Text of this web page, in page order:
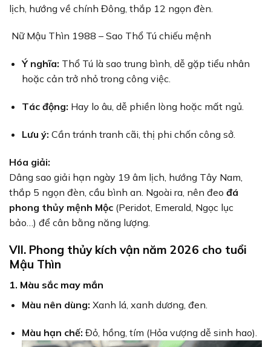
lịch, hướng về chính Đông, thắp 12 ngọn đèn.
Nữ Mậu Thìn 1988 – Sao Thổ Tú chiếu mệnh
Ý nghĩa: Thổ Tú là sao trung bình, dễ gặp tiểu nhân
hoặc cản trở nhỏ trong công việc.
Tác động: Hay lo âu, dễ phiền lòng hoặc mất ngủ.
Lưu ý: Cần tránh tranh cãi, thị phi chốn công sở.
Hóa giải:
Dâng sao giải hạn ngày 19 âm lịch, hướng Tây Nam,
thắp 5 ngọn đèn, cầu bình an. Ngoài ra, nên đeo đá
phong thủy mệnh Mộc (Peridot, Emerald, Ngọc lục
bảo…) để cân bằng năng lượng.
VII. Phong thủy kích vận năm 2026 cho tuổi
Mậu Thìn
1. Màu sắc may mắn
Màu nên dùng: Xanh lá, xanh dương, đen.
Màu hạn chế: Đỏ, hồng, tím (Hỏa vượng dễ sinh hao).